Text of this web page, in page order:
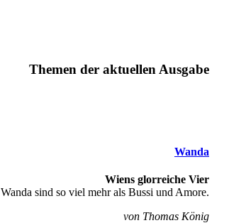
Themen der aktuellen Ausgabe
Wanda
Wiens glorreiche Vier
Wanda sind so viel mehr als Bussi und Amore.
von Thomas König